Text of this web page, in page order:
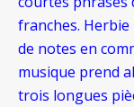
franches.
de notes en
musique prend
trois longues